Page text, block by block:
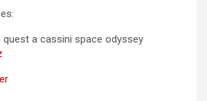
quest a cassini space odyssey